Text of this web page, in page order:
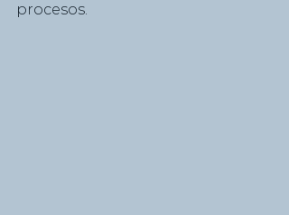
procesos.